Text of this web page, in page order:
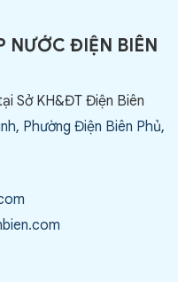
NƯỚC ĐIỆN BIÊN
Sở KH&ĐT Điện Biên
Phường Điện Biên Phủ,